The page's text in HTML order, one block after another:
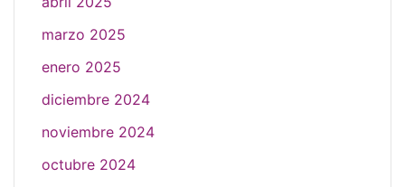
marzo 2025
enero 2025
diciembre 2024
noviembre 2024
octubre 2024